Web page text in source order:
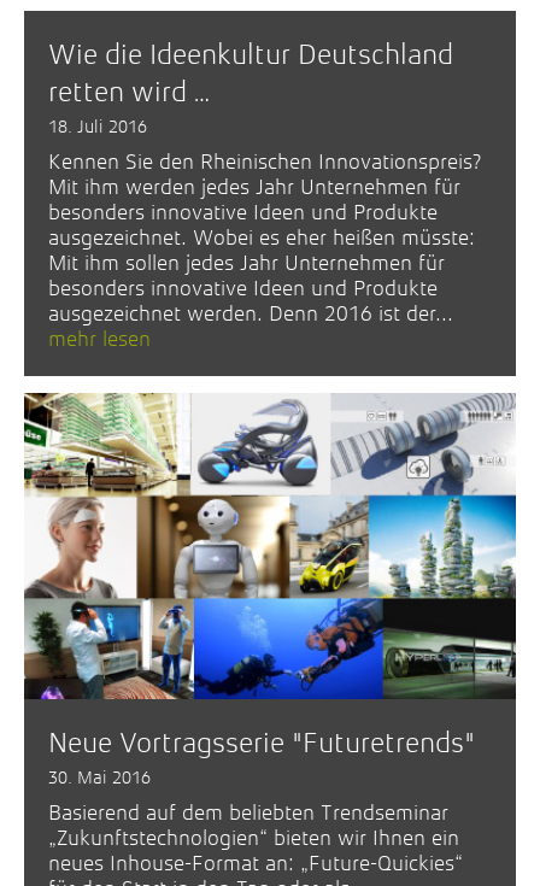
Wie die Ideenkultur Deutschland
retten wird …
18. Juli 2016
Kennen Sie den Rheinischen Innovationspreis?
Mit ihm werden jedes Jahr Unternehmen für
besonders innovative Ideen und Produkte
ausgezeichnet. Wobei es eher heißen müsste:
Mit ihm sollen jedes Jahr Unternehmen für
besonders innovative Ideen und Produkte
ausgezeichnet werden. Denn 2016 ist der...
mehr lesen
Neue Vortragsserie "Futuretrends"
30. Mai 2016
Basierend auf dem beliebten Trendseminar
„Zukunftstechnologien“ bieten wir Ihnen ein
neues Inhouse-Format an: „Future-Quickies“